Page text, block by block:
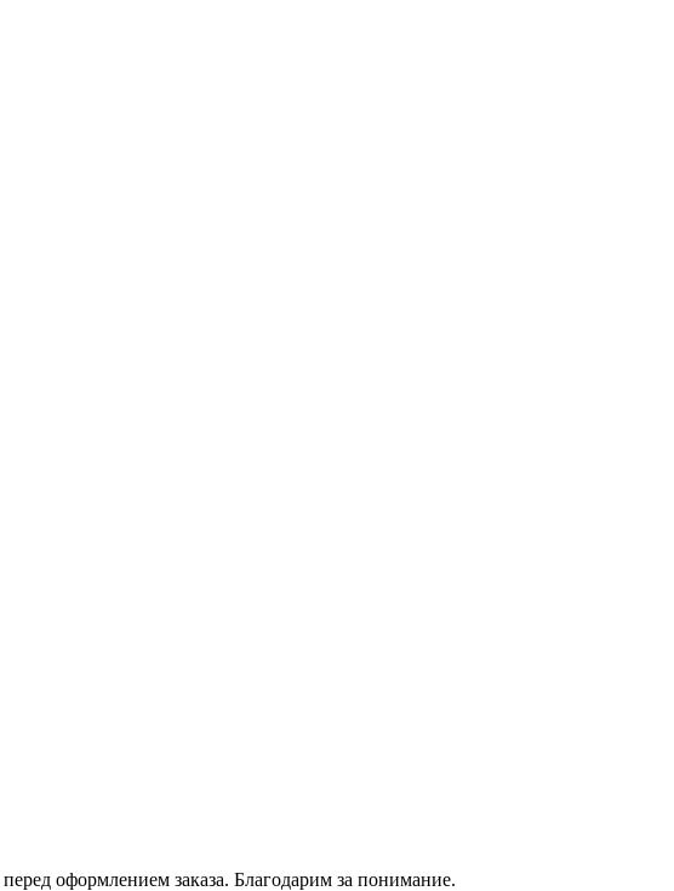
перед оформлением заказа. Благодарим за понимание.